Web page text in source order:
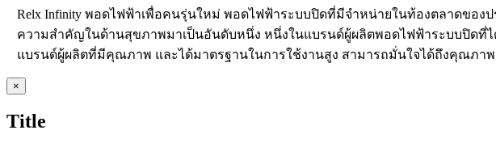
Relx Infinity พอดไฟฟ้าเพื่อคนรุ่นใหม่ พอดไฟฟ้าระบบปิดที่มีจำหน่ายในท้องตลาดของ
ความสำคัญในด้านสุขภาพมาเป็นอันดับหนึ่ง หนึ่งในแบรนด์ผู้ผลิตพอดไฟฟ้าระบบปิดที่
แบรนด์ผู้ผลิตที่มีคุณภาพ และได้มาตรฐานในการใช้งานสูง สามารถมั่นใจได้ถึงคุณภ
Close
product
view
×
Title